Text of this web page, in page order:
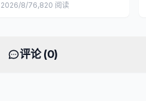
2026/8/76,820 阅读
评论 (0)